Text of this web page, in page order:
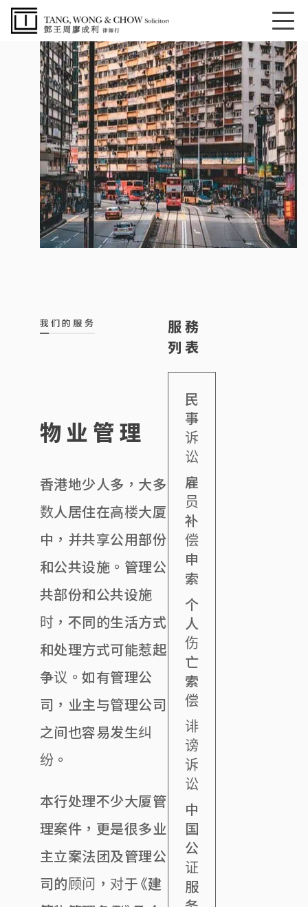
我们的服务
物业管理
香港地少人多，大多
数人居住在高楼大厦
中，并共享公用部份
和公共设施。管理公
共部份和公共设施
时，不同的生活方式
和处理方式可能惹起
争议。如有管理公
司，业主与管理公司
之间也容易发生纠
纷。
本行处理不少大厦管
理案件，更是很多业
主立案法团及管理公
司的顾问，对于《建
服務
列表
民
事
诉
讼
雇
员
补
偿
申
索
个
人
伤
亡
索
偿
诽
谤
诉
讼
中
国
公
证
服